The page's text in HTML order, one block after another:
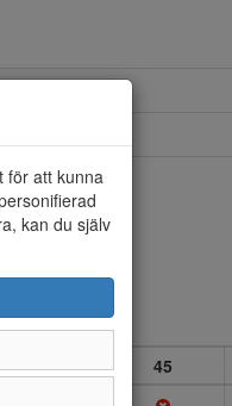
Ja
44 45
för att kunna
kan du själv